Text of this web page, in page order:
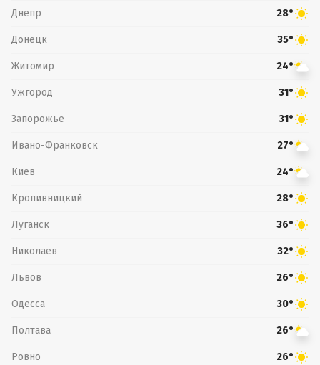
Днепр 28°
Донецк 35°
Житомир 24°
Ужгород 31°
Запорожье 31°
Ивано-Франковск 27°
Киев 24°
Кропивницкий 28°
Луганск 36°
Николаев 32°
Львов 26°
Одесса 30°
Полтава 26°
Ровно 26°